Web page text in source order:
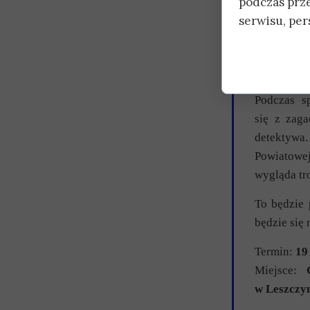
Biblioteka
Kutno na
Podczas
się z
wygląda
To będzie
będzie się
Termin:
Miejsce:
w
serwisu,